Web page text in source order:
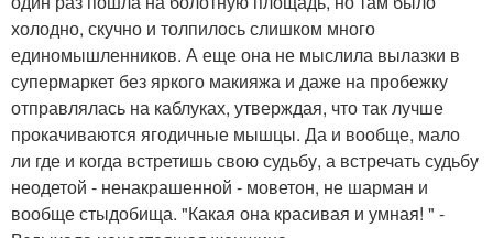
холодно, скучно и толпилось слишком много
единомышленников. А еще она не мыслила вылазки в
супермаркет без яркого макияжа и даже на пробежку
отправлялась на каблуках, утверждая, что так лучше
прокачиваются ягодичные мышцы. Да и вообще, мало
ли где и когда встретишь свою судьбу, а встречать судьбу
неодетой - ненакрашенной - моветон, не шарман и
вообще стыдобища. "Какая она красивая и умная! " -